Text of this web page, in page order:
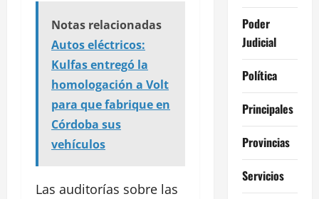
Notas relacionadas
Autos eléctricos:
Kulfas entregó la
homologación a Volt
para que fabrique en
Córdoba sus
vehículos
Las auditorías sobre las
Poder
Judicial
Política
Principales
Provincias
Servicios